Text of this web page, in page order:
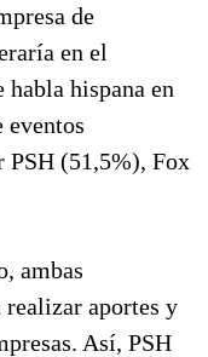
de
en el
hispana en
eventos
PSH (51,5%), Fox
ambas
realizar aportes y
Así, PSH